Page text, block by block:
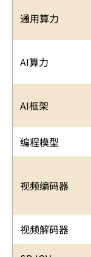
通用算力
AI算力
AI框架
编程模型
视频编码器
视频解码器